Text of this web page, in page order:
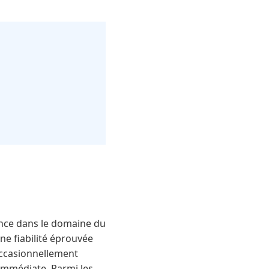
dans le domaine du
fiabilité éprouvée